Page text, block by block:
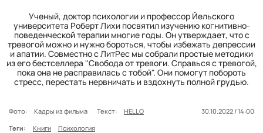
Ученый, доктор психологии и профессор Йельского
университета Роберт Лихи посвятил изучению когнитивно-
поведенческой терапии многие годы. Он утверждает, что с
тревогой можно и нужно бороться, чтобы избежать депрессии
и апатии. Совместно с ЛитРес мы собрали простые методики
из его бестселлера "Свобода от тревоги. Справься с тревогой,
пока она не расправилась с тобой". Они помогут побороть
стресс, перестать нервничать и вздохнуть полной грудью.
Фото: Кадры из фильма Текст: HELLO
30.10.2022 / 14:00
Теги:
Книги Психология